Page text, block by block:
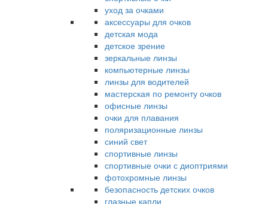
уход за очками
аксессуары для очков
детская мода
детское зрение
зеркальные линзы
компьютерные линзы
линзы для водителей
мастерская по ремонту очков
офисные линзы
очки для плавания
поляризационные линзы
синий свет
спортивные линзы
спортивные очки с диоптриями
фотохромные линзы
безопасность детских очков
глазные капли